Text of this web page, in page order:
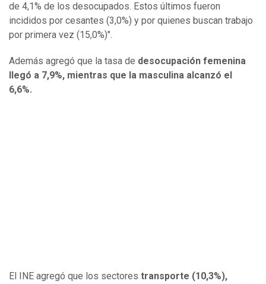
de 4,1% de los desocupados. Estos últimos fueron
incididos por cesantes (3,0%) y por quienes buscan trabajo
por primera vez (15,0%)".
Además agregó que la tasa de desocupación femenina
llegó a 7,9%, mientras que la masculina alcanzó el
6,6%.
El INE agregó que los sectores transporte (10,3%),